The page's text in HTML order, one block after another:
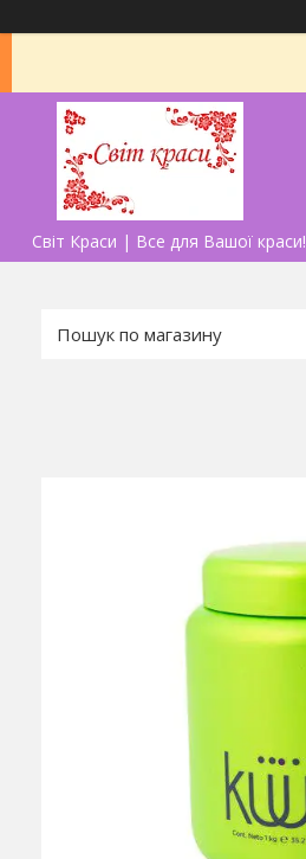
Світ Краси | Все для Вашої краси!